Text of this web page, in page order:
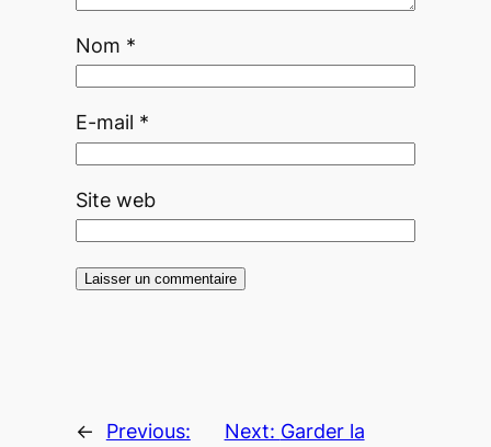
Nom *
E-mail *
Site web
←
Previous:
Next: Garder la